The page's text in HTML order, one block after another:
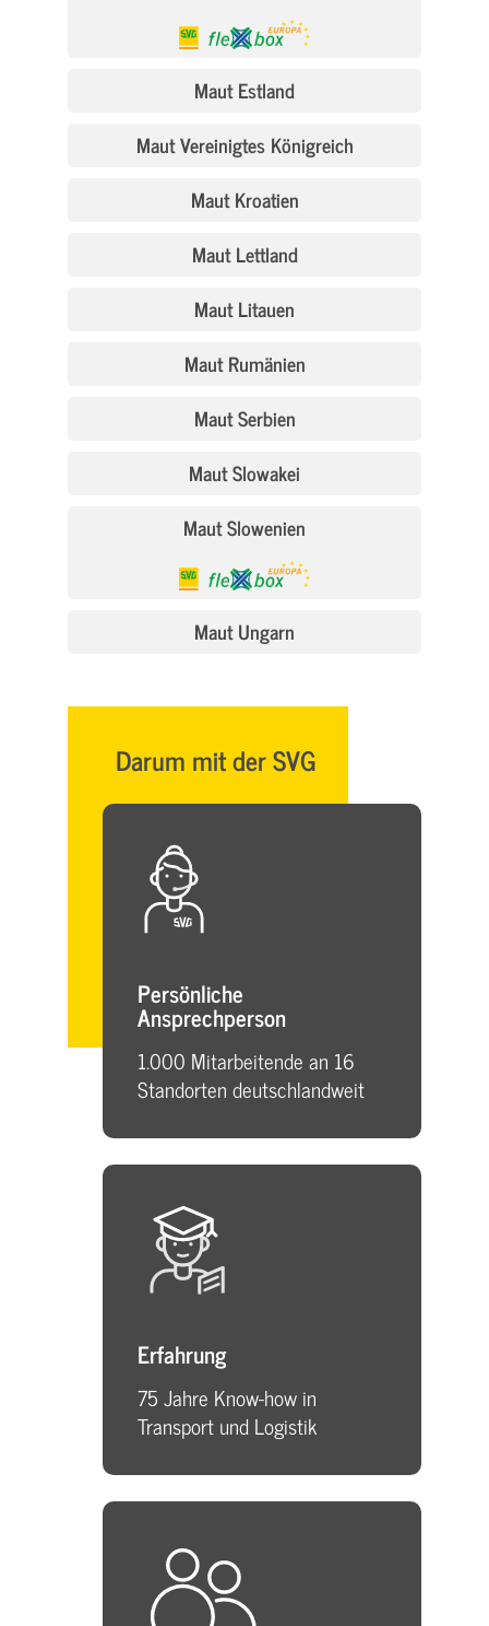
Maut Estland
Maut Vereinigtes Königreich
Maut Kroatien
Maut Lettland
Maut Litauen
Maut Rumänien
Maut Serbien
Maut Slowakei
Maut Slowenien
Maut Ungarn
Darum mit der SVG
Persönliche
Ansprechperson
1.000 Mitarbeitende an 16
Standorten deutschlandweit
Erfahrung
75 Jahre Know-how in
Transport und Logistik